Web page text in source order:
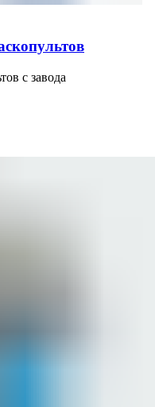
с завода